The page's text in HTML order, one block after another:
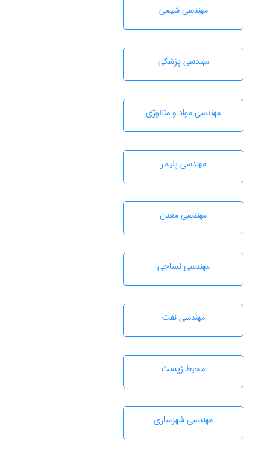
مهندسي شيمی
مهندسی پزشکی
مهندسی مواد و متالوژی
مهندسی پليمر
مهندسی معدن
مهندسي نساجی
مهندسی نفت
محيط زيست
مهندسی شهرسازی